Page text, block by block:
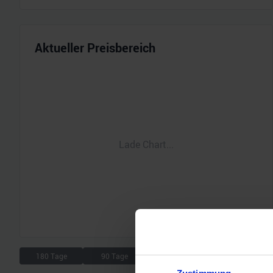
Aktueller Preisbereich
180 Tage 90 Tage 30 Tage 7 Tage